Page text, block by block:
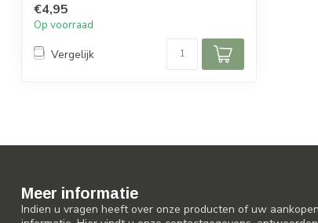
€4,95
Op voorraad
Vergelijk
Meer informatie
Indien u vragen heeft over onze producten of uw